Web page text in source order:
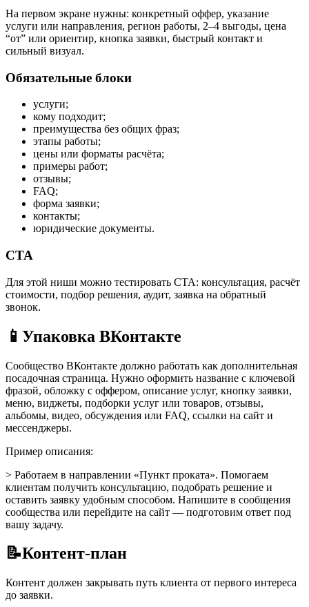
На первом экране нужны: конкретный оффер, указание
услуги или направления, регион работы, 2–4 выгоды, цена
“от” или ориентир, кнопка заявки, быстрый контакт и
сильный визуал.
Обязательные блоки
услуги;
кому подходит;
преимущества без общих фраз;
этапы работы;
цены или форматы расчёта;
примеры работ;
отзывы;
FAQ;
форма заявки;
контакты;
юридические документы.
CTA
Для этой ниши можно тестировать CTA: консультация, расчёт
стоимости, подбор решения, аудит, заявка на обратный
звонок.
📱 Упаковка ВКонтакте
Сообщество ВКонтакте должно работать как дополнительная
посадочная страница. Нужно оформить название с ключевой
фразой, обложку с оффером, описание услуг, кнопку заявки,
меню, виджеты, подборки услуг или товаров, отзывы,
альбомы, видео, обсуждения или FAQ, ссылки на сайт и
мессенджеры.
Пример описания:
> Работаем в направлении «Пункт проката». Помогаем
клиентам получить консультацию, подобрать решение и
оставить заявку удобным способом. Напишите в сообщения
сообщества или перейдите на сайт — подготовим ответ под
вашу задачу.
📝Контент-план
Контент должен закрывать путь клиента от первого интереса
до заявки.